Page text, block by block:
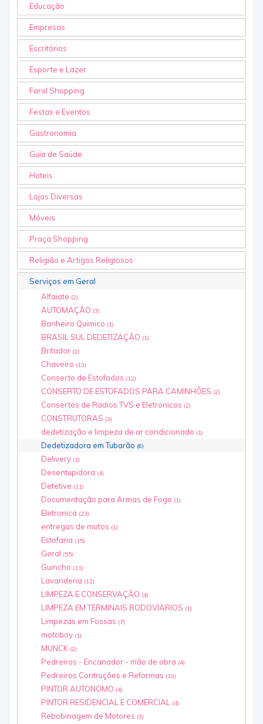
Educação
Empresas
Escritórios
Esporte e Lazer
Farol Shopping
Festas e Eventos
Gastronomia
Guia de Saúde
Hoteis
Lojas Diversas
Móveis
Praça Shopping
Religião e Artigos Religiosos
Serviços em Geral
Alfaiate (2)
AUTOMAÇÃO (3)
Banheiro Quimico (1)
BRASIL SUL DEDETIZAÇÃO (1)
Britador (2)
Chaveiro (13)
Conserto de Estofados (12)
CONSERTO DE ESTOFADOS PARA CAMINHÕES (2)
Consertos de Radios TVS e Eletronicos (2)
CONSTRUTORAS (3)
dedetização e limpeza de ar condicionado (1)
Dedetizadora em Tubarão (6)
Delivery (1)
Desentupidora (4)
Detetive (11)
Documentação para Armas de Fogo (1)
Eletronica (23)
entregas de motos (1)
Estofaria (15)
Geral (55)
Guincho (11)
Lavanderia (12)
LIMPEZA E CONSERVAÇÃO (4)
LIMPEZA EM TERMINAIS RODOVIARIOS (1)
Limpezas em Fossas (7)
motoboy (1)
MUNCK (2)
Pedreiros - Encanador - mão de obra (4)
Pedreiros Contruções e Reformas (19)
PINTOR AUTONOMO (4)
PINTOR RESIDENCIAL E COMERCIAL (4)
Rebobinagem de Motores (3)